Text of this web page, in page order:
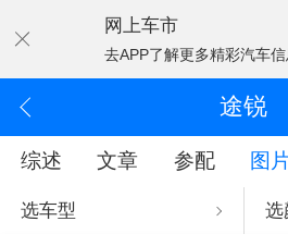
网上车市
去APP了解更多精彩汽车信
途锐
综述 文章 参配 图
选车型 选